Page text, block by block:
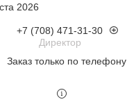
2026
+7 (708) 471-31-30
Директор
Заказ только по телефону